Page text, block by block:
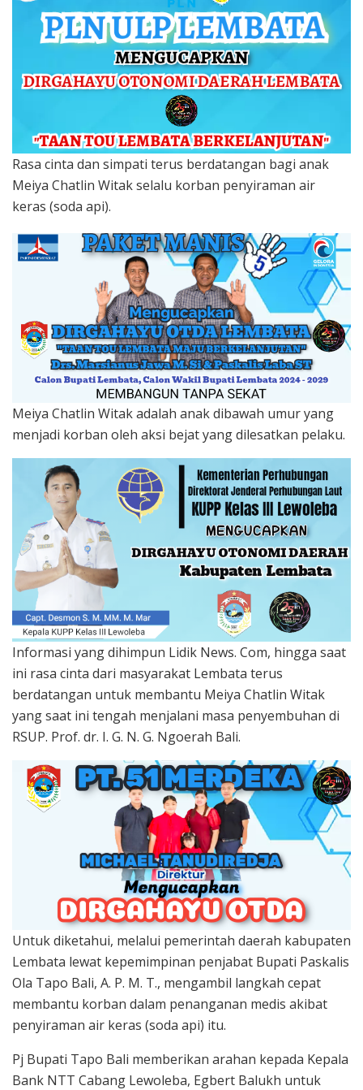
Rasa cinta dan simpati terus berdatangan bagi anak
Meiya Chatlin Witak selalu korban penyiraman air
keras (soda api).
Meiya Chatlin Witak adalah anak dibawah umur yang
menjadi korban oleh aksi bejat yang dilesatkan pelaku.
Informasi yang dihimpun Lidik News. Com, hingga saat
ini rasa cinta dari masyarakat Lembata terus
berdatangan untuk membantu Meiya Chatlin Witak
yang saat ini tengah menjalani masa penyembuhan di
RSUP. Prof. dr. I. G. N. G. Ngoerah Bali.
Untuk diketahui, melalui pemerintah daerah kabupaten
Lembata lewat kepemimpinan penjabat Bupati Paskalis
Ola Tapo Bali, A. P. M. T., mengambil langkah cepat
membantu korban dalam penanganan medis akibat
penyiraman air keras (soda api) itu.
Pj Bupati Tapo Bali memberikan arahan kepada Kepala
Bank NTT Cabang Lewoleba, Egbert Balukh untuk